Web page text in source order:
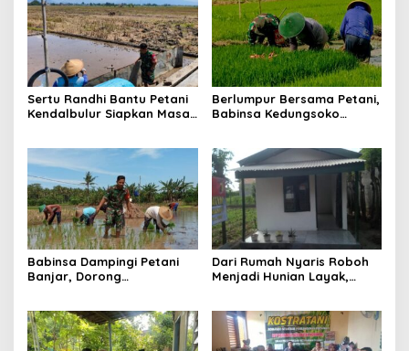
Sertu Randhi Bantu Petani
Kendalbulur Siapkan Masa
Berlumpur Bersama Petani,
Babinsa Kedungsoko
Babinsa Dampingi Petani
Banjar, Dorong
Dari Rumah Nyaris Roboh
Menjadi Hunian Layak,